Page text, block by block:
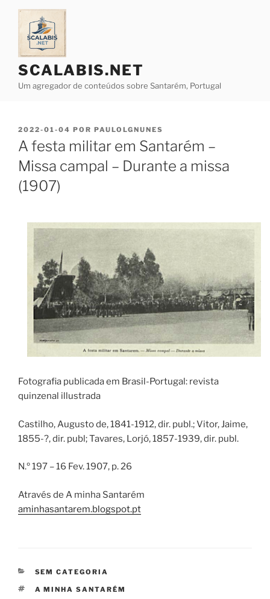
Saltar
conteúdo
SCALABIS.NET
Um agregador de conteúdos sobre Santarém, Portugal
PUBLICADO
EM
2022-01-04 POR PAULOLGNUNES
A festa militar em Santarém –
Missa campal – Durante a missa
(1907)
Fotografia publicada em Brasil-Portugal: revista
quinzenal illustrada
Castilho, Augusto de, 1841-1912, dir. publ.; Vitor, Jaime,
1855-?, dir. publ; Tavares, Lorjó, 1857-1939, dir. publ.
N.º 197 – 16 Fev. 1907, p. 26
Através de A minha Santarém
aminhasantarem.blogspot.pt
CATEGORIAS
SEM CATEGORIA
ETIQUETAS
A MINHA SANTARÉM